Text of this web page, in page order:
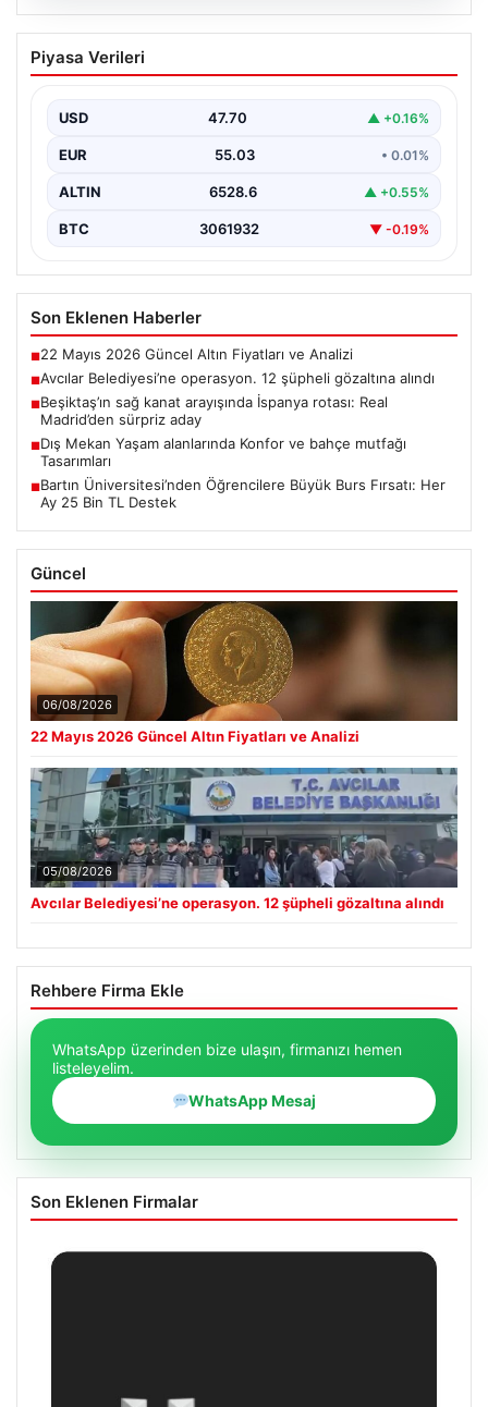
05.08.2026
Avcılar Belediyesi’ne operasyon. 12
şüpheli gözaltına alındı
Piyasa Verileri
USD 47.70 ▲ +0.16%
EUR 55.03 • 0.01%
ALTIN 6528.6 ▲ +0.55%
BTC 3061932 ▼ -0.19%
Son Eklenen Haberler
■22 Mayıs 2026 Güncel Altın Fiyatları ve Analizi
■Avcılar Belediyesi’ne operasyon. 12 şüpheli gözaltına alındı
■Beşiktaş’ın sağ kanat arayışında İspanya rotası: Real
Madrid’den sürpriz aday
■Dış Mekan Yaşam alanlarında Konfor ve bahçe mutfağı
Tasarımları
■Bartın Üniversitesi’nden Öğrencilere Büyük Burs Fırsatı: Her
Ay 25 Bin TL Destek
Güncel
06/08/2026
22 Mayıs 2026 Güncel Altın Fiyatları ve Analizi
05/08/2026
Avcılar Belediyesi’ne operasyon. 12 şüpheli gözaltına alındı
Rehbere Firma Ekle
WhatsApp üzerinden bize ulaşın, firmanızı hemen
listeleyelim.
WhatsApp Mesaj
Son Eklenen Firmalar